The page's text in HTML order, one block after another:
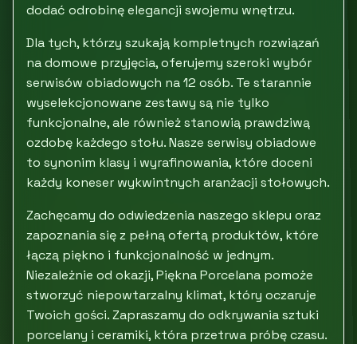
dodać odrobinę elegancji swojemu wnętrzu.
Dla tych, którzy szukają kompletnych rozwiązań
na domowe przyjęcia, oferujemy szeroki wybór
serwisów obiadowych na 12 osób. Te starannie
wyselekcjonowane zestawy są nie tylko
funkcjonalne, ale również stanowią prawdziwą
ozdobę każdego stołu. Nasze serwisy obiadowe
to synonim klasy i wyrafinowania, które doceni
każdy koneser wykwintnych aranżacji stołowych.
Zachęcamy do odwiedzenia naszego sklepu oraz
zapoznania się z pełną ofertą produktów, które
łączą piękno i funkcjonalność w jednym.
Niezależnie od okazji, Piękna Porcelana pomoże
stworzyć niepowtarzalny klimat, który oczaruje
Twoich gości. Zapraszamy do odkrywania sztuki
porcelany i ceramiki, która przetrwa próbę czasu.